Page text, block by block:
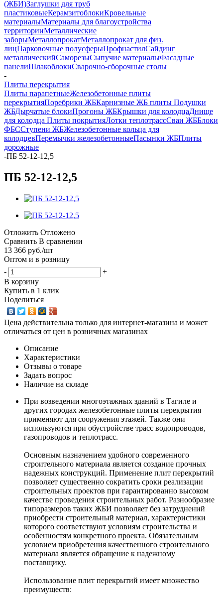
(ЖБИ)Заглушки для труб
пластиковыеКерамзитоблокиКровельные
материалыМатериалы для благоустройства
территорииМеталлические
заборыМеталлопрокатМеталлопрокат для физ.
лицПарковочные полусферыПрофнастилСайдинг
металлическийСаморезыСыпучие материалыФасадные
панелиШлакоблокиСварочно-сборочные столы
-
Плиты перекрытия
Плиты парапетныеЖелезобетонные плиты
перекрытияПоребрики ЖБКарнизные ЖБ плиты Подушки
ЖБДырчатые блокиПрогоны ЖБКрышки для колодцаДнище
для колодца Плиты покрытияЛотки теплотрассСваи ЖББлоки
ФБССтупени ЖБЖелезобетонные кольца для
колодцевПеремычки железобетонныеПасынки ЖБПлиты
дорожные
-ПБ 52-12-12,5
ПБ 52-12-12,5
Отложить Отложено
Сравнить В сравнении
13 366 руб./шт
Оптом и в розницу
-
+
В корзину
Купить в 1 клик
Поделиться
Цена действительна только для интернет-магазина и может
отличаться от цен в розничных магазинах
Описание
Характеристики
Отзывы о товаре
Задать вопрос
Наличие на складе
При возведении многоэтажных зданий в Тагиле и
других городах железобетонные плиты перекрытия
применяют для сооружения этажей. Также они
используются при обустройстве трасс водопроводов,
газопроводов и теплотрасс.
Основным назначением удобного современного
строительного материала является создание прочных
надежных конструкций. Применение плит перекрытий
позволяет существенно сократить сроки реализации
строительных проектов при гарантированно высоком
качестве проведения строительных работ. Разнообразие
типоразмеров таких ЖБИ позволяет без затруднений
приобрести строительный материал, характеристики
которого соответствуют условиям строительства и
особенностям конкретного проекта. Обязательным
условием приобретения качественного строительного
материала является обращение к надежному
поставщику.
Использование плит перекрытий имеет множество
преимуществ: